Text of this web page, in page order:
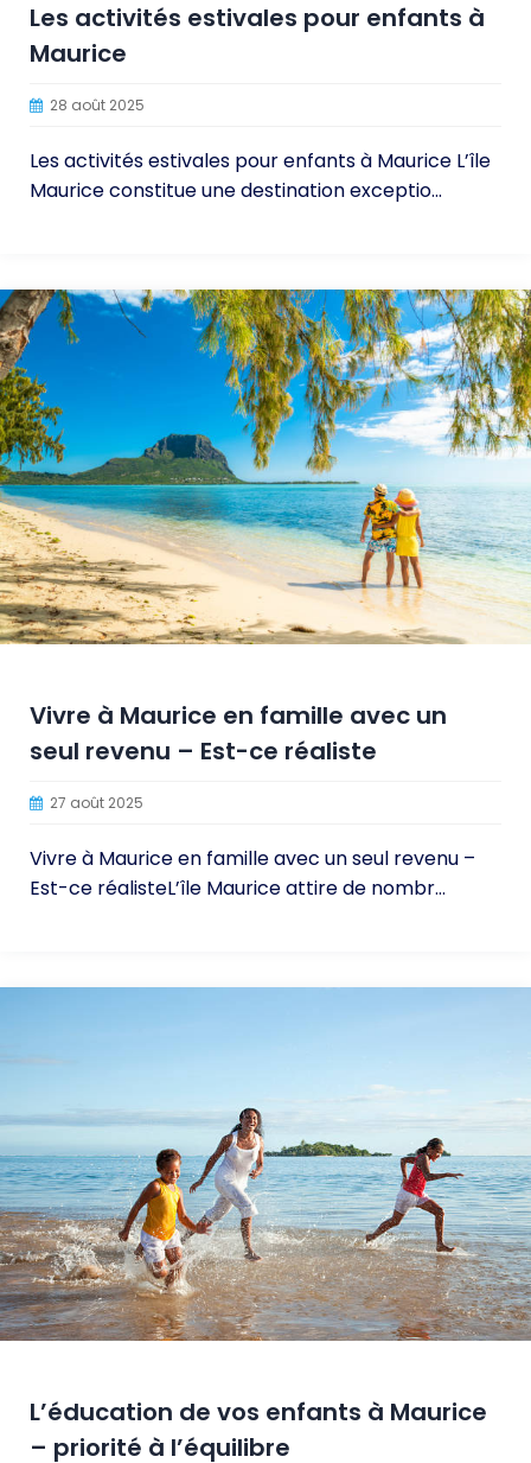
Les activités estivales pour enfants à
Maurice
28 août 2025
Les activités estivales pour enfants à Maurice L’île
Maurice constitue une destination exceptio...
Vivre à Maurice en famille avec un
seul revenu – Est-ce réaliste
27 août 2025
Vivre à Maurice en famille avec un seul revenu –
Est-ce réalisteL’île Maurice attire de nombr...
L’éducation de vos enfants à Maurice
– priorité à l’équilibre